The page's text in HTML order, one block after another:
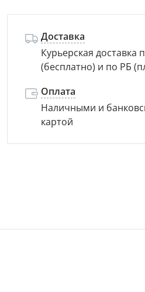
Доставка
Курьерская доставка
(бесплатно) и по РБ
Оплата
Наличными и
картой